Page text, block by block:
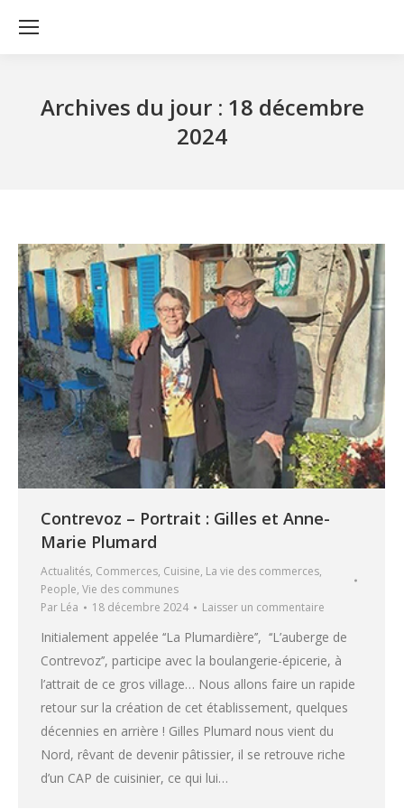
Archives du jour : 18 décembre
2024
Contrevoz – Portrait : Gilles et Anne-
Marie Plumard
Actualités, Commerces, Cuisine, La vie des commerces,
People, Vie des communes
Par Léa 18 décembre 2024 Laisser un commentaire
Initialement appelée ‘‘La Plumardière’’, ‘‘L’auberge de
Contrevoz’’, participe avec la boulangerie-épicerie, à
l’attrait de ce gros village… Nous allons faire un rapide
retour sur la création de cet établissement, quelques
décennies en arrière ! Gilles Plumard nous vient du
Nord, rêvant de devenir pâtissier, il se retrouve riche
d’un CAP de cuisinier, ce qui lui…